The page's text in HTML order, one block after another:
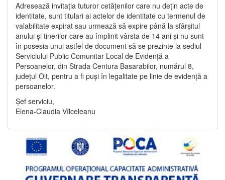
Adresează invitația tuturor cetățenilor care nu dețin acte de
identitate, sunt titulari ai actelor de identitate cu termenul de
valabilitate expirat sau urmează să expire până la sfârșitul
anului și tinerilor care au împlinit vârsta de 14 ani și nu sunt
în posesia unui astfel de document să se prezinte la sediul
Serviciului Public Comunitar Local de Evidență a
Persoanelor, din Strada Centura Basarabilor, numărul 8,
județul Olt, pentru a fi puși în legalitate pe linie de evidență a
persoanelor.
Șef serviciu,
Elena-Claudia Vîlceleanu